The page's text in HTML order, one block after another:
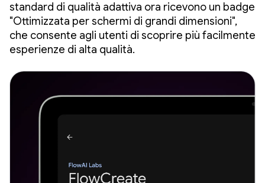
standard di qualità adattiva ora ricevono un badge
"Ottimizzata per schermi di grandi dimensioni",
che consente agli utenti di scoprire più facilmente
esperienze di alta qualità.